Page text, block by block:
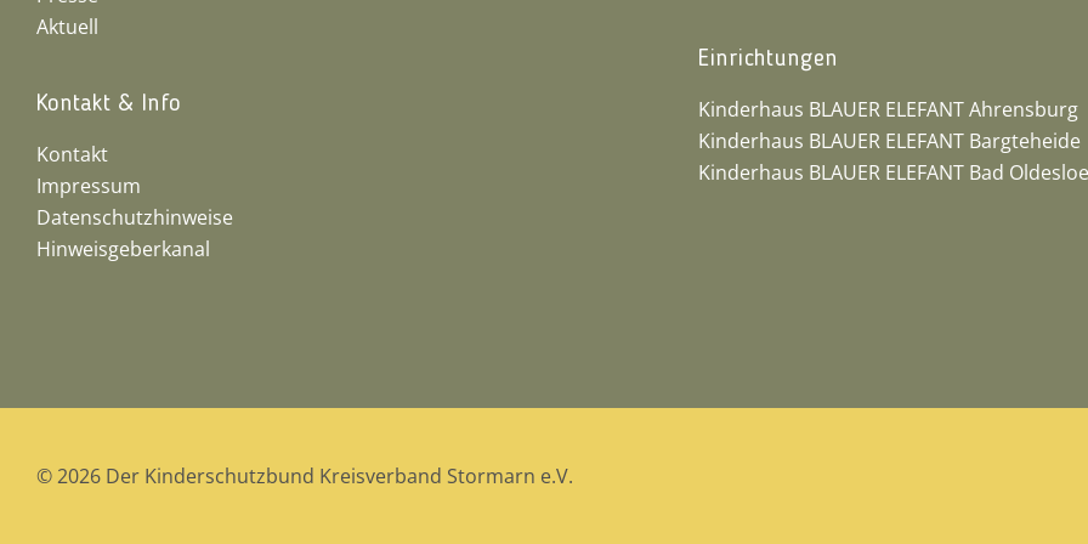
Aktuell
Kontakt & Info
Kontakt
Impressum
Datenschutzhinweise
Hinweisgeberkanal
Einrichtungen
Kinderhaus BLAUER ELEFANT Ahrensburg
Kinderhaus BLAUER ELEFANT Bargteheide
Kinderhaus BLAUER ELEFANT Bad
© 2026 Der Kinderschutzbund Kreisverband Stormarn e.V.